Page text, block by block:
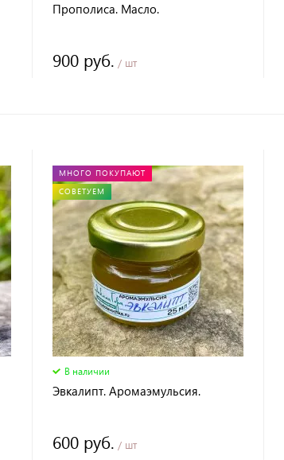
Прополиса. Масло.
900 руб. / шт
МНОГО ПОКУПАЮТ
СОВЕТУЕМ
В наличии
Эвкалипт. Аромаэмульсия.
600 руб. / шт